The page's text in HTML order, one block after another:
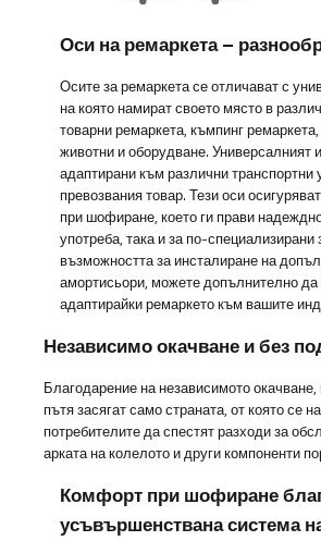
Оси на ремаркета –
Осите за ремаркета се отличават с
на която намират своето място в
товарни ремаркета, къмпинг
животни и оборудване.
адаптирани към различни
превозвания товар. Тези оси
при шофиране, което ги прави
употреба, така и за по-
възможността за инсталиране на
амортисьори, можете допълнително да
адаптирайки ремаркето към вашите
Независимо окачване и без
Благодарение на независимото
пътя засягат само страната, от която се
потребителите да спестят разходи за
арката на колелото и други компоненти
Комфорт при шофиране
усъвършенствана система